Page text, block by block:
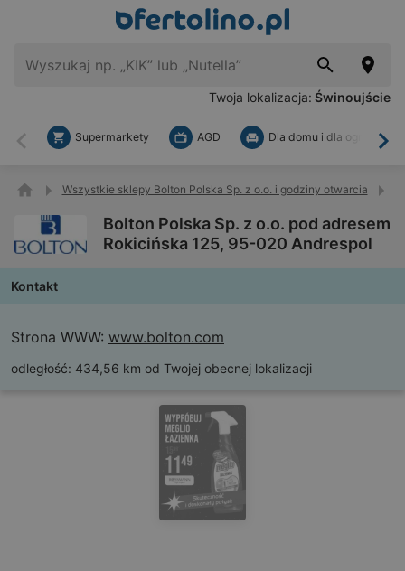
Twoja lokalizacja: Świnoujście
Wstecz
Supermarkety AGD Dla domu i dla ogrodu
Wszystkie sklepy Bolton Polska Sp. z o.o. i godziny otwarcia
Bolton Polska Sp. z o.o. pod adresem
Rokicińska 125, 95-020 Andrespol
Kontakt
Strona WWW: www.bolton.com
odległość: 434,56 km od Twojej obecnej lokalizacji